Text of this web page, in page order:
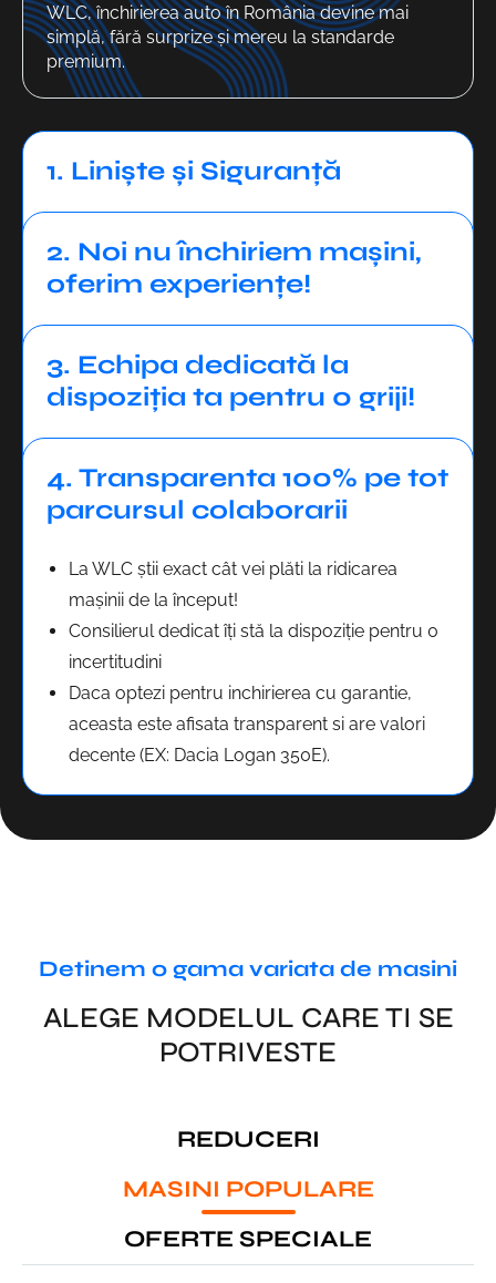
WLC, închirierea auto în România devine mai
simplă, fără surprize și mereu la standarde
premium.
1. Liniște și Siguranță
2. Noi nu închiriem mașini,
oferim experiențe!
3. Echipa dedicată la
dispoziția ta pentru 0 griji!
4. Transparenta 100% pe tot
parcursul colaborarii
La WLC știi exact cât vei plăti la ridicarea
mașinii de la început!
Consilierul dedicat îți stă la dispoziție pentru 0
incertitudini
Daca optezi pentru inchirierea cu garantie,
aceasta este afisata transparent si are valori
decente (EX: Dacia Logan 350E).
Detinem o gama variata de masini
ALEGE MODELUL CARE TI SE
POTRIVESTE
REDUCERI
MASINI POPULARE
OFERTE SPECIALE